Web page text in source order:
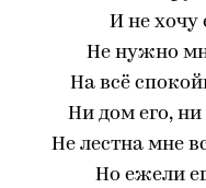
И не хочу
Не нужно
На всё
Ни дом его, ни
Не лестна мне
Но ежели